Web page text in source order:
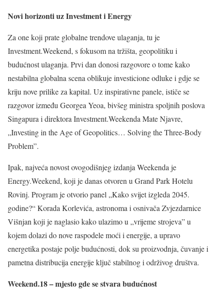
Novi horizonti uz Investment i Energy
Za one koji prate globalne trendove ulaganja, tu je
Investment.Weekend, s fokusom na tržišta, geopolitiku i
budućnost ulaganja. Prvi dan donosi razgovore o tome kako
nestabilna globalna scena oblikuje investicione odluke i gdje se
kriju nove prilike za kapital. Uz inspirativne panele, ističe se
razgovor između Georgea Yeoa, bivšeg ministra spoljnih poslova
Singapura i direktora Investment.Weekenda Mate Njavre,
„Investing in the Age of Geopolitics… Solving the Three-Body
Problem”.
Ipak, najveća novost ovogodišnjeg izdanja Weekenda je
Energy.Weekend, koji je danas otvoren u Grand Park Hotelu
Rovinj. Program je otvorio panel „Kako svijet izgleda 2045.
godine?“ Korada Korlevića, astronoma i osnivača Zvjezdarnice
Višnjan koji je naglasio kako ulazimo u „vrijeme strojeva” u
kojem dolazi do nove raspodele moći i energije, a upravo
energetika postaje polje budućnosti, dok su proizvodnja, čuvanje i
pametna distribucija energije ključ stabilnog i održivog društva.
Weekend.18 – mjesto gde se stvara budućnost